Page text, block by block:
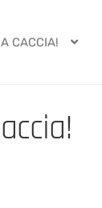
A CACCIA!